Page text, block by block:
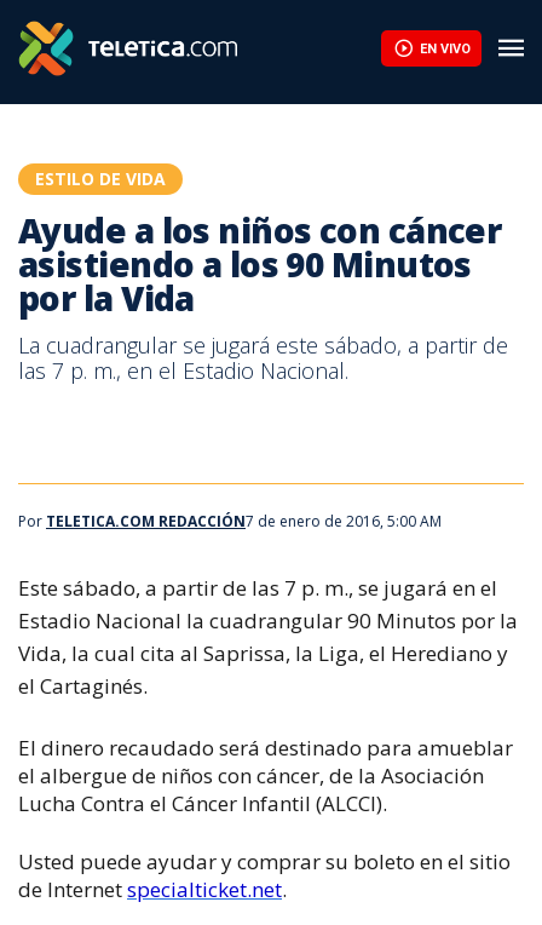
EN VIVO
ESTILO DE VIDA
Ayude a los niños con cáncer
asistiendo a los 90 Minutos
por la Vida
La cuadrangular se jugará este sábado, a partir de
las 7 p. m., en el Estadio Nacional.
Por TELETICA.COM REDACCIÓN7 de enero de 2016, 5:00 AM
Este sábado, a partir de las 7 p. m., se jugará en el
Estadio Nacional la cuadrangular 90 Minutos por la
Vida, la cual cita al Saprissa, la Liga, el Herediano y
el Cartaginés.
El dinero recaudado será destinado para amueblar
el albergue de niños con cáncer, de la Asociación
Lucha Contra el Cáncer Infantil (ALCCI).
Usted puede ayudar y comprar su boleto en el sitio
de Internetspecialticket.net.